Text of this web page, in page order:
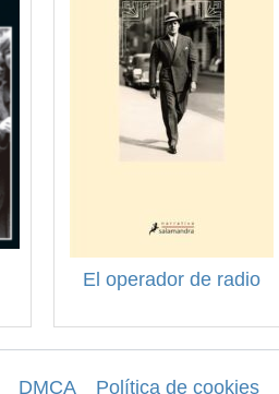
El operador de radio
DMCA Política de cookies